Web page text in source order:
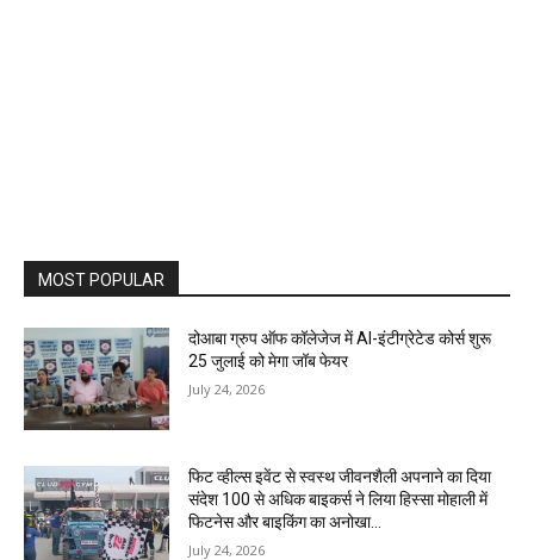
MOST POPULAR
दोआबा ग्रुप ऑफ कॉलेजेज में AI-इंटीग्रेटेड कोर्स शुरू
25 जुलाई को मेगा जॉब फेयर
July 24, 2026
फिट व्हील्स इवेंट से स्वस्थ जीवनशैली अपनाने का दिया
संदेश 100 से अधिक बाइकर्स ने लिया हिस्सा मोहाली में
फिटनेस और बाइकिंग का अनोखा...
July 24, 2026